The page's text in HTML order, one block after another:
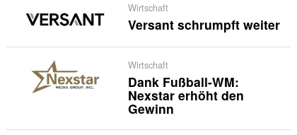
Wirtschaft
Versant schrumpft weiter
Wirtschaft
Dank Fußball-WM:
Nexstar erhöht den
Gewinn